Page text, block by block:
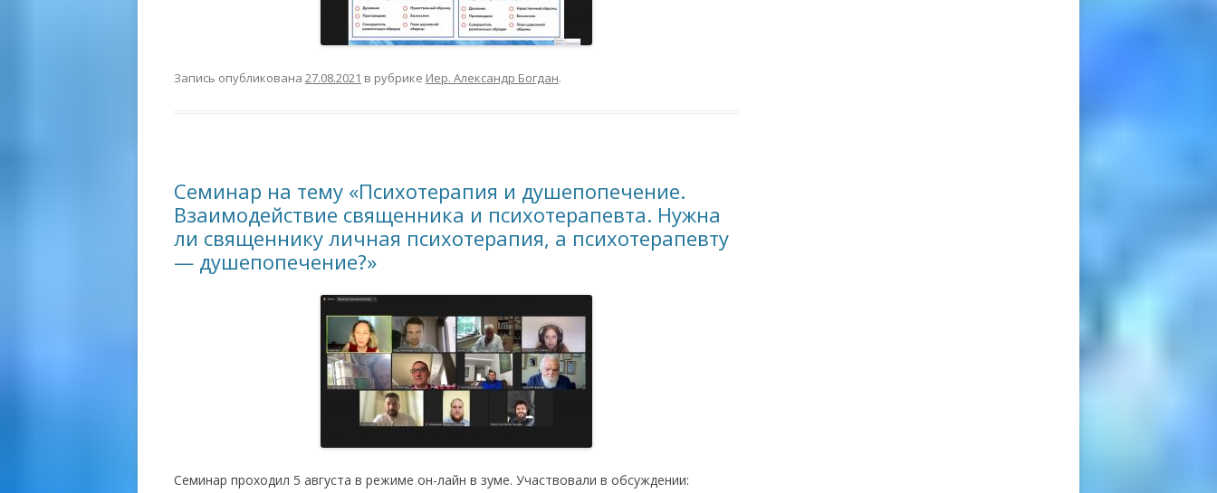
Запись опубликована 27.08.2021 в рубрике Иер. Александр Богдан.
Семинар на тему «Психотерапия и душепопечение.
Взаимодействие священника и психотерапевта. Нужна
ли священнику личная психотерапия, а психотерапевту
— душепопечение?»
Семинар проходил 5 августа в режиме он-лайн в зуме. Участвовали в обсуждении: